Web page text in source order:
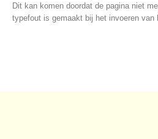
Dit kan komen doordat de pagina niet
typefout is gemaakt bij het invoeren van